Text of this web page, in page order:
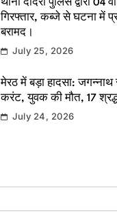
थाना दादरी पुलिस द्वारा 04
गिरफ्तार, कब्जे से घटना में
बरामद।
July 25, 2026
मेरठ में बड़ा हादसा: जगन्नाथ
करंट, युवक की मौत, 17
July 24, 2026